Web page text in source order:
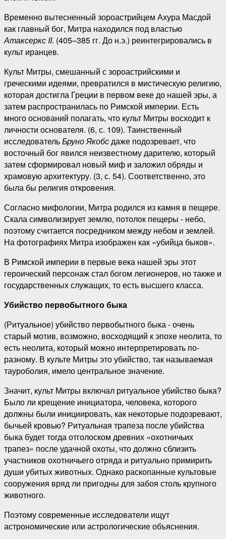
Временно вытесненный зороастрийцем Ахура Масдой
как главный бог, Митра находился под властью
Атаксеркс II. (405–385 гг. До н.э.) реинтегрировались в
культ иранцев.
Культ Митры, смешанный с зороастрийскими и
греческими идеями, превратился в мистическую религию,
которая достигла Греции в первом веке до нашей эры, а
затем распространилась по Римской империи. Есть
много оснований полагать, что культ Митры восходит к
личности основателя. (6, с. 109). Таинственный
исследовательБруно Якобсдаже подозревает, что
восточный бог явился неизвестному дарителю, который
затем сформировал новый миф и заложил обряды и
храмовую архитектуру. (3, с. 54). Соответственно, это
была бы религия откровения.
Согласно мифологии, Митра родился из камня в пещере.
Скала символизирует землю, потолок пещеры - небо,
поэтому считается посредником между небом и землей.
На фотографиях Митра изображен как «убийца быков».
В Римской империи в первые века нашей эры этот
героический персонаж стал богом легионеров, но также и
государственных служащих, то есть высшего класса.
Убийство первобытного быка
(Ритуальное) убийство первобытного быка - очень
старый мотив, возможно, восходящий к эпохе неолита, то
есть неолита, который можно интерпретировать по-
разному. В культе Митры это убийство, так называемая
тауроболия, имело центральное значение.
Значит, культ Митры включал ритуальное убийство быка?
Было ли крещение инициатора, человека, которого
должны были инициировать, как некоторые подозревают,
бычьей кровью? Ритуальная трапеза после убийства
быка будет тогда отголоском древних «охотничьих
трапез» после удачной охоты, что должно сблизить
участников охотничьего отряда и ритуально примирить
души убитых животных. Однако раскопанные культовые
сооружения вряд ли пригодны для забоя столь крупного
животного.
Поэтому современные исследователи ищут
астрономические или астрологические объяснения.